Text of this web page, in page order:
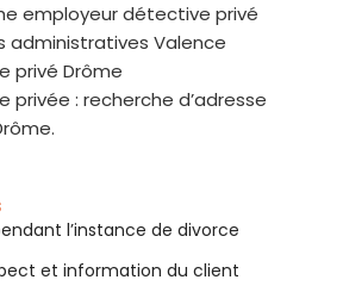
employeur détective privé
administratives Valence
privé Drôme
privée : recherche d’adresse
l’instance de divorce
et information du client